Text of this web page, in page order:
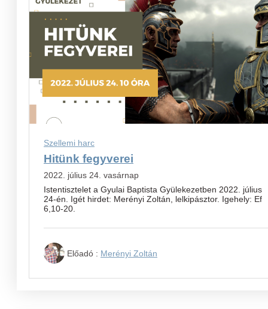
Szellemi harc
Hitünk fegyverei
2022. július 24. vasárnap
Istentisztelet a Gyulai Baptista Gyülekezetben 2022. július
24-én. Igét hirdet: Merényi Zoltán, lelkipásztor. Igehely: Ef
6,10-20.
Előadó : Merényi Zoltán